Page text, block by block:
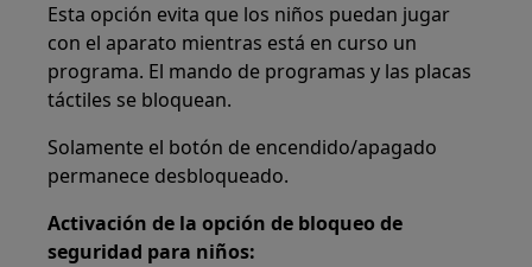
Esta opción evita que los niños puedan jugar
con el aparato mientras está en curso un
programa. El mando de programas y las placas
táctiles se bloquean.
Solamente el botón de encendido/apagado
permanece desbloqueado.
Activación de la opción de bloqueo de
seguridad para niños: